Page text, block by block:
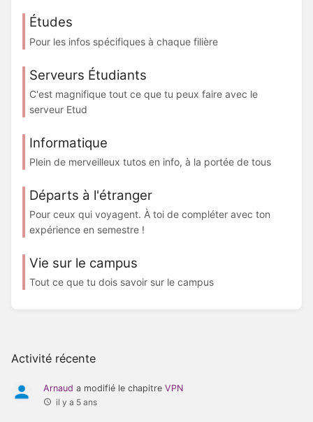
Activité récente
Arnaud a modifié le chapitre VPN
il y a 5 ans
Études
Pour les infos spécifiques à chaque filière
Serveurs Étudiants
C'est magnifique tout ce que tu peux faire avec le
serveur Etud
Informatique
Plein de merveilleux tutos en info, à la portée de tous
Départs à l'étranger
Pour ceux qui voyagent. À toi de compléter avec ton
expérience en semestre !
Vie sur le campus
Tout ce que tu dois savoir sur le campus